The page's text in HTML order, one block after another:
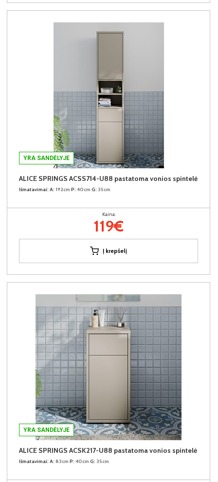
YRA SANDĖLYJE
ALICE SPRINGS ACSS714-U88 pastatoma vonios spintelė
Išmatavimai: A: 192cm P: 40cm G: 35cm
Kaina:
119€
Į krepšelį
YRA SANDĖLYJE
ALICE SPRINGS ACSK217-U88 pastatoma vonios spintelė
Išmatavimai: A: 83cm P: 40cm G: 35cm